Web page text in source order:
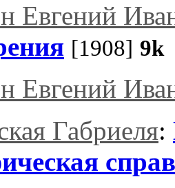
Евгений
[1908] 9k
Евгений
Габриеля: